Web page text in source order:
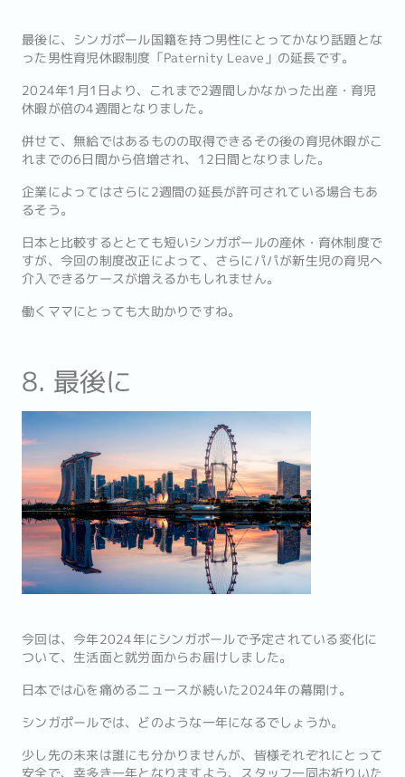
最後に、シンガポール国籍を持つ男性にとってかなり話題とな
った男性育児休暇制度「Paternity Leave」の延長です。
2024年1月1日より、これまで2週間しかなかった出産・育児
休暇が倍の4週間となりました。
併せて、無給ではあるものの取得できるその後の育児休暇がこ
れまでの6日間から倍増され、12日間となりました。
企業によってはさらに2週間の延長が許可されている場合もあ
るそう。
日本と比較するととても短いシンガポールの産休・育休制度で
すが、今回の制度改正によって、さらにパパが新生児の育児へ
介入できるケースが増えるかもしれません。
働くママにとっても大助かりですね。
8. 最後に
今回は、今年2024年にシンガポールで予定されている変化に
ついて、生活面と就労面からお届けしました。
日本では心を痛めるニュースが続いた2024年の幕開け。
シンガポールでは、どのような一年になるでしょうか。
少し先の未来は誰にも分かりませんが、皆様それぞれにとって
安全で、幸多き一年となりますよう、スタッフ一同お祈りいた